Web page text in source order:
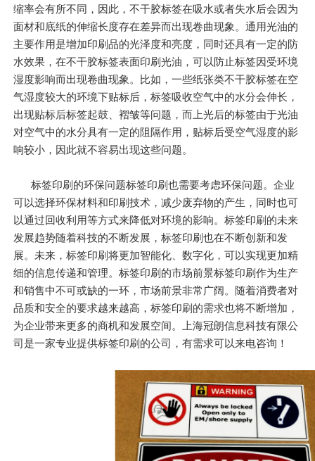
缩率会有所不同，因此，不干胶标签在吸水或者失水后会因为
面材和底纸的伸缩长度存在差异而出现卷曲现象。通用光油的
主要作用是增加印刷品的光泽度和亮度，同时还具有一定的防
水效果，在不干胶标签表面印刷光油，可以防止标签因受环境
湿度影响而出现卷曲现象。比如，一些纸张类不干胶标签在空
气湿度较大的环境下贴标后，标签吸收空气中的水分会伸长，
出现贴标后标签起鼓、褶皱等问题，而上光后的标签由于光油
对空气中的水分具有一定的阻隔作用，贴标后受空气湿度的影
响较小，因此就不容易出现这些问题。
标签印刷的环保问题标签印刷也需要考虑环保问题。企业
可以选择环保材料和印刷技术，减少废弃物的产生，同时也可
以通过回收利用等方式来降低对环境的影响。标签印刷的未来
发展趋势随着科技的不断发展，标签印刷也在不断创新和发
展。未来，标签印刷将更加智能化、数字化，可以实现更加精
细的信息传递和管理。标签印刷的市场前景标签印刷作为生产
和销售中不可或缺的一环，市场前景非常广阔。随着消费者对
品质和安全的要求越来越高，标签印刷的需求也将不断增加，
为企业带来更多的商机和发展空间。上海冠朗信息科技有限公
司是一家专业提供标签印刷的公司，有需求可以来电咨询！